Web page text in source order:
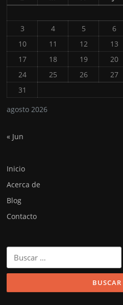
agosto 2026
3
4 5 6
10
11 12 13
17
18 19 20
24
25 26 27
31
« Jun
Inicio
Acerca de
Blog
Contacto
Buscar: